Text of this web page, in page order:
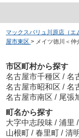
マックスバリュ川原店（エ
屋市東区 > メイツ徳川＜仲
市区町村から探す
名古屋市千種区 / 名
名古屋市昭和区 / 名
名古屋市南区 / 尾張
町名から探す
大字中志段味 / 浦里 /
山根町 / 春里町 / 清